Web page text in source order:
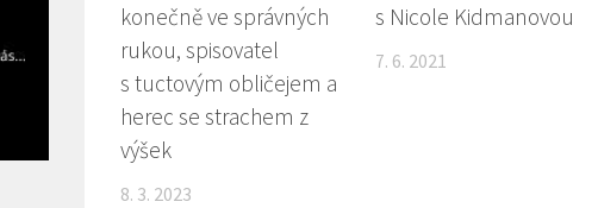
konečně ve správných
rukou, spisovatel
s tuctovým obličejem a
herec se strachem z
výšek
8. 3. 2023
s Nicole Kidmanovou
7. 6. 2021